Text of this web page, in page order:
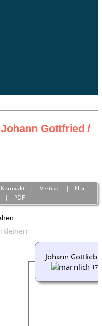
Gottfried /
Kompakt |Vertikal | Nur
| PDF
Johann Gottlieb